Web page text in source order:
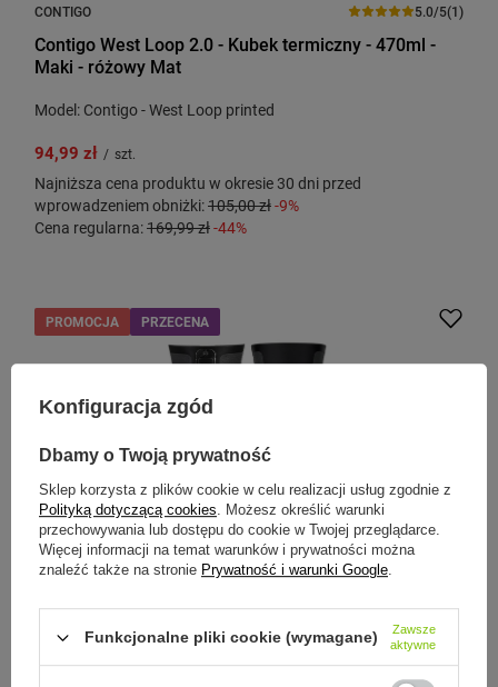
CONTIGO 5.0/5(1)
Contigo West Loop 2.0 - Kubek termiczny - 470ml -
Maki - różowy Mat
Model: Contigo - West Loop printed
94,99 zł / szt.
Najniższa cena produktu w okresie 30 dni przed
wprowadzeniem obniżki:105,00 zł-9%
Cena regularna:169,99 zł-44%
PROMOCJA PRZECENA
Kubek termiczny Contigo West Loop 2.0 470 ml -
Słoneczniki - czarny
Konfiguracja zgód
Dbamy o Twoją prywatność
Sklep korzysta z plików cookie w celu realizacji usług zgodnie z
Polityką dotyczącą cookies. Możesz określić warunki
przechowywania lub dostępu do cookie w Twojej przeglądarce.
Więcej informacji na temat warunków i prywatności można
znaleźć także na stronie Prywatność i warunki Google.
Funkcjonalne pliki cookie (wymagane)
Zawsze
aktywne